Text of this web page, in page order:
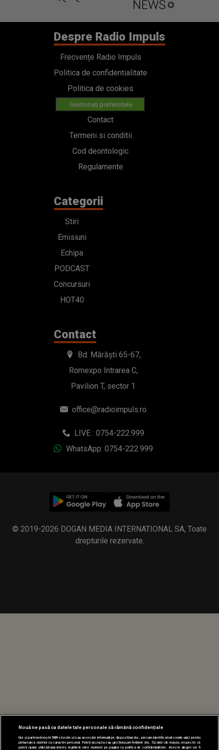
Despre Radio Impuls
Frecvențe Radio Impuls
Politica de confidentialitate
Politica de cookies
Gestionați preferințele
Contact
Termeni si conditii
Cod deontologic
Regulamente
Categorii
Stiri
Emisiuni
Echipa
PODCAST
Concursuri
HOT40
Contact
Bd. Mărăști 65-67,
Romexpo Intrarea C,
Pavilion T, sector 1
office@radioimpuls.ro
LIVE : 0754-222.999
WhatsApp: 0754-222.999
© 2019-2026 DOGAN MEDIA INTERNATIONAL SA, Toate
drepturile rezervate.
Nouă ne pasă ca datele tale personale să rămână confidențiale
Noi și partenerii noștri589stocăm și/sau accesăm informații pe dispozitivul dvs., precum identificatorii cookie unici pentru
prelucrarea datelor cu caracter personal. Puteți accepta sau gestiona preferințele dvs. făcând clic mai jos, respectiv vă
puteți opune utilizării unui interes legitim în orice moment pe pagina cu politica de confidențialitate. Aceste alegeri vor fi